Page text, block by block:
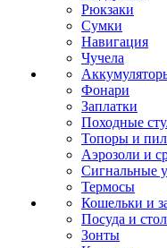
Рюкзаки
Сумки
Навигация
Чучела
Фонари
Заплатки
Походные
Топоры и
Аэрозоли и
Сигнальные
Термосы
Кошельки и
Посуда и
Зонты